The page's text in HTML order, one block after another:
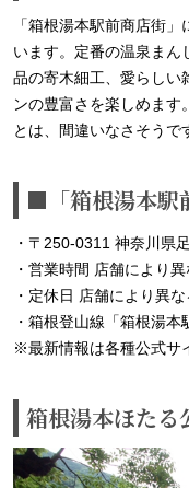
「箱根湯本駅前商店街
います。定番の温泉まん
品の寄木細工、愛らしい
ンの豊富さを楽しめます
とは、間違いなさそうで
■「箱根湯本駅
・〒250-0311 神奈川県
・営業時間 店舗により異
・定休日 店舗により異な
・箱根登山線「箱根湯本
※最新情報は各種公式サ
箱根湯本ほたる